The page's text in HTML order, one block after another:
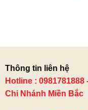
Thông tin liên hệ
Hotline : 0981781888
Chi Nhánh Miền Bắc